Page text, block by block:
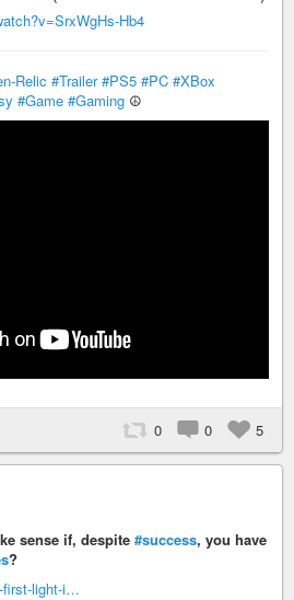
Hb4
Relic #Trailer #PS5 #PC #XBox
#Game #Gaming ☮️
0 0 5
sense if, despite #success, you have
?
first-light-i…